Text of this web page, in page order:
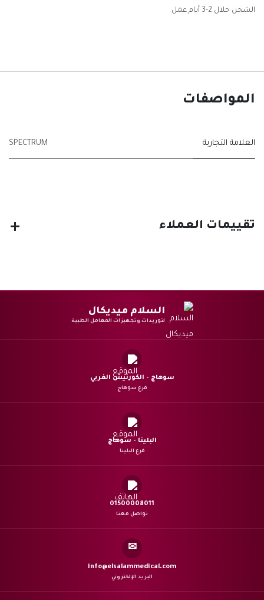
الشحن خلال 2-3 أيام عمل
المواصفات
العلامة التجارية SPECTRUM
تقييمات العملاء
السلام ميديكال
لتوريدات وتجهيزات المعامل الطبية
سوهاج - الكورنيش الغربي
فرع سوهاج
البلينا - سوهاج
فرع البلينا
01500008011
تواصل معنا
✉
info@elsalammedical.com
البريد الإلكتروني